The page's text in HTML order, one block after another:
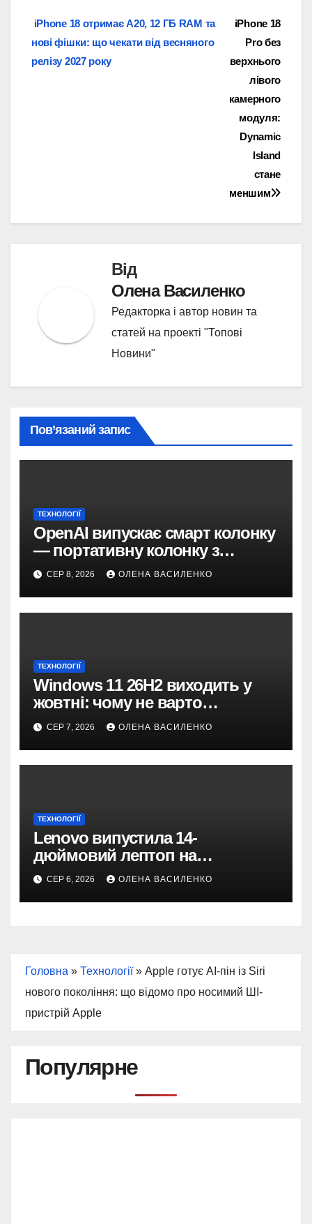
Навігація
записів
iPhone 18
Pro без
верхнього
лівого
камерного
модуля:
Dynamic
Island
стане
меншим
iPhone 18 отримає A20, 12 ГБ RAM та
нові фішки: що чекати від весняного
релізу 2027 року
Від
Олена Василенко
Редакторка і автор новин та
статей на проекті "Топові
Новини"
Пов’язаний запис
ТЕХНОЛОГІЇ
OpenAI випускає смарт колонку
— портативну колонку з
ChatGPT, камерою та цінником
понад $300
СЕР 8, 2026 ОЛЕНА ВАСИЛЕНКО
ТЕХНОЛОГІЇ
Windows 11 26H2 виходить у
жовтні: чому не варто
пропускати це оновлення
СЕР 7, 2026 ОЛЕНА ВАСИЛЕНКО
ТЕХНОЛОГІЇ
Lenovo випустила 14-
дюймовий лептоп на
Snapdragon X2 з автономністю
понад 33 години
СЕР 6, 2026 ОЛЕНА ВАСИЛЕНКО
Головна » Технології» Apple готує AI-пін із Siri
нового покоління: що відомо про носимий ШІ-
пристрій Apple
Популярне